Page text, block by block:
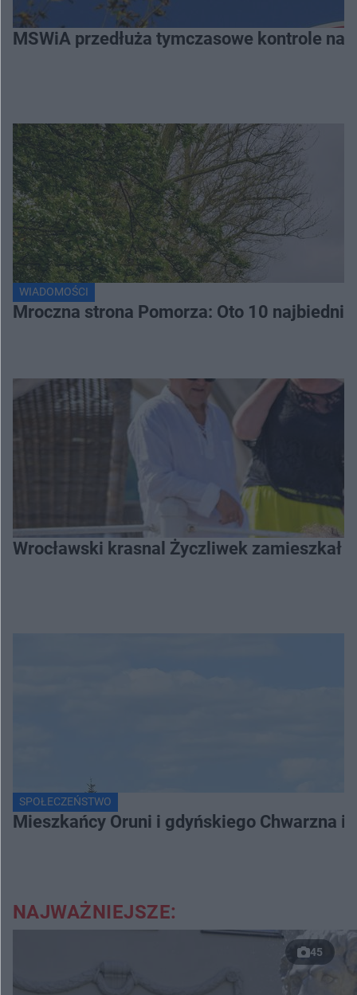
MSWiA przedłuża tymczasowe kontrole
WIADOMOŚCI
Mroczna strona Pomorza: Oto 10
Wrocławski krasnal Życzliwek zamieszkał
SPOŁECZEŃSTWO
Mieszkańcy Oruni i gdyńskiego Chwarzna
NAJWAŻNIEJSZE:
45